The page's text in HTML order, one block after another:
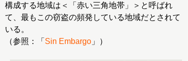
構成する地域は＜「赤い三角地帯」＞と呼ばれ
て、最もこの窃盗の頻発している地域だとされて
いる。
（参照：「 Sin Embargo 」）